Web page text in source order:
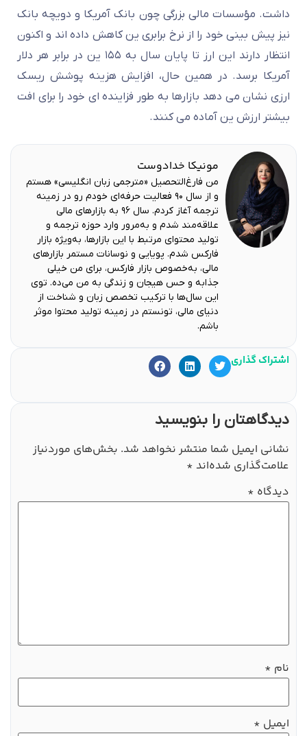
داشت. مؤسسات مالی بزرگی چون بانک آمریکا و دویچه بانک
نیز پیش بینی خود را از نرخ برابری ین کاهش داده اند و اکنون
انتظار دارند این ارز تا پایان سال به ۱۵۵ ین در برابر هر دلار
آمریکا برسد. در همین حال، افزایش هزینه پوشش ریسک
ارزی نشان می دهد بازارها به طور فزاینده ای خود را برای افت
بیشتر ارزش ین آماده می کنند.
مونیکا خدادوست
من فارغ‌التحصیل «مترجمی زبان انگلیسی» هستم
و از سال ۹۰ فعالیت حرفه‌ای خودم رو در زمینه
ترجمه آغاز کردم. سال ۹۶ به بازارهای مالی
علاقه‌مند شدم و به‌مرور وارد حوزه ترجمه و
تولید محتوای مرتبط با این بازارها، به‌ویژه بازار
فارکس شدم. پویایی و نوسانات مستمر بازارهای
مالی، به‌خصوص بازار فارکس، برای من خیلی
جذابه و حس هیجان و زندگی به من می‌ده. توی
این سال‌ها با ترکیب تخصص زبان و شناخت از
دنیای مالی، تونستم در زمینه تولید محتوا موثر
باشم.
اشتراک گذاری
دیدگاهتان را بنویسید
نشانی ایمیل شما منتشر نخواهد شد. بخش‌های موردنیاز
علامت‌گذاری شده‌اند *
دیدگاه *
نام *
ایمیل *